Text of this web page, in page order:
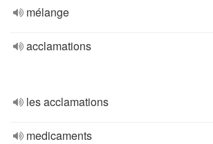
mélange
acclamations
les acclamations
medicaments